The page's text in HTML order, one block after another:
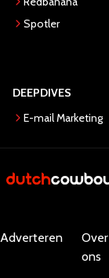
Spotler
DEEPDIVES
E-mail Marketing
Adverteren
Over
ons